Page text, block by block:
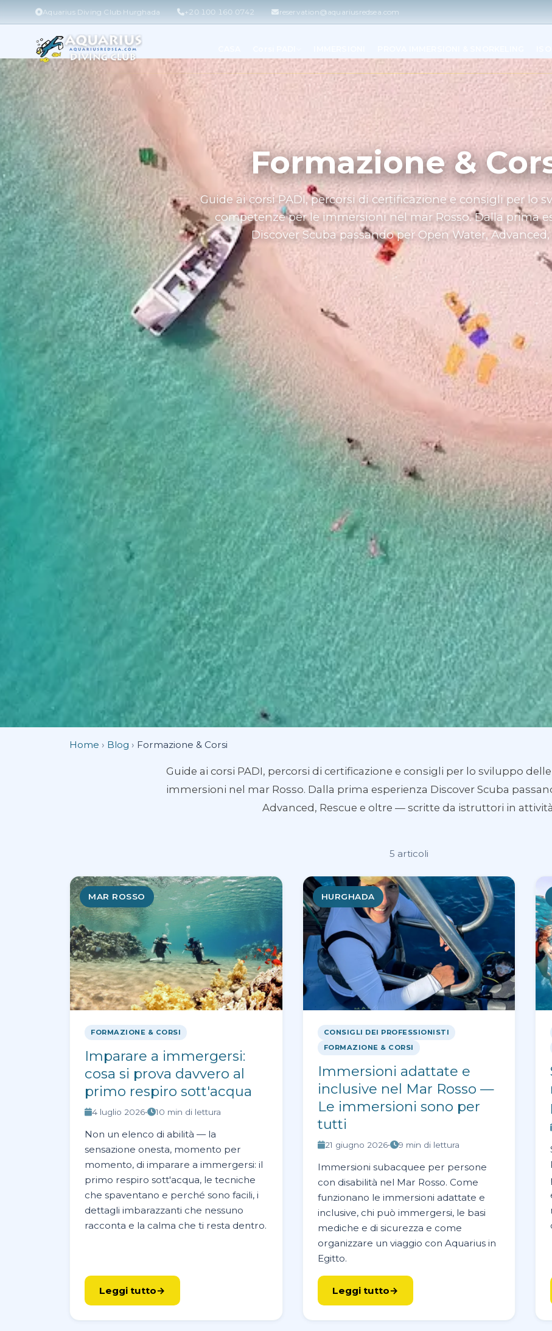
Aquarius Diving Club Hurghada +20 100 160 0742 reservation@aquariusredsea.com
Formazione &
Guide ai corsi PADI, percorsi di certificazione e consigli per lo
competenze per le immersioni nel mar Rosso. Dalla prima
Discover Scuba passando per Open Water, Advanced,
Home › Blog › Formazione & Corsi
Guide ai corsi PADI, percorsi di certificazione e consigli per lo sviluppo
immersioni nel mar Rosso. Dalla prima esperienza Discover Scuba
Advanced, Rescue e oltre — scritte da istruttori in
5 articoli
MAR ROSSO
FORMAZIONE & CORSI
Imparare a immergersi:
cosa si prova davvero al
primo respiro sott'acqua
4 luglio 2026• 10 min di lettura
Non un elenco di abilità — la
sensazione onesta, momento per
momento, di imparare a immergersi: il
primo respiro sott'acqua, le tecniche
che spaventano e perché sono facili, i
dettagli imbarazzanti che nessuno
racconta e la calma che ti resta dentro.
Leggi tutto
HURGHADA
CONSIGLI DEI PROFESSIONISTI
FORMAZIONE & CORSI
Immersioni adattate e
inclusive nel Mar Rosso —
Le immersioni sono per
tutti
21 giugno 2026• 9 min di lettura
Immersioni subacquee per persone
con disabilità nel Mar Rosso. Come
funzionano le immersioni adattate e
inclusive, chi può immergersi, le basi
mediche e di sicurezza e come
organizzare un viaggio con Aquarius in
Egitto.
Leggi tutto